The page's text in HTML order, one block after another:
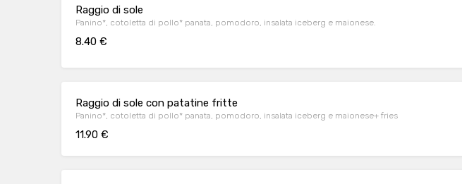
Raggio di sole
Panino*, cotoletta di pollo* panata, pomodoro, insalata iceberg e maionese.
8.40 €
Raggio di sole con patatine fritte
Panino*, cotoletta di pollo* panata, pomodoro, insalata iceberg e maionese+ fries
11.90 €